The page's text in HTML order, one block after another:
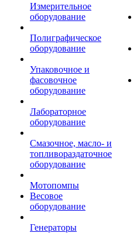
Измерительное
оборудование
Полиграфическое
оборудование
Упаковочное и
фасовочное
оборудование
Лабораторное
оборудование
Смазочное, масло- и
топливораздаточное
оборудование
Мотопомпы
Весовое
оборудование
Генераторы